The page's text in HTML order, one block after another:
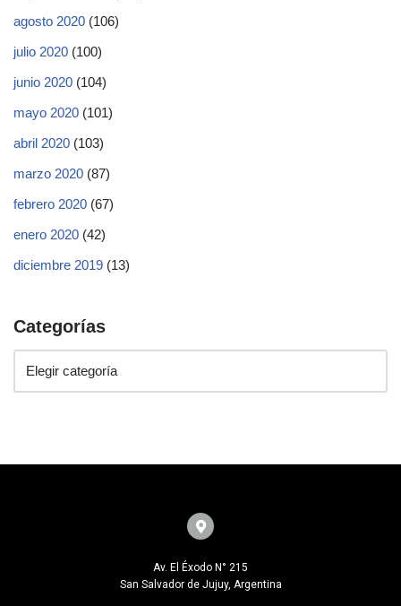
agosto 2020 (106)
julio 2020 (100)
junio 2020 (104)
mayo 2020 (101)
abril 2020 (103)
marzo 2020 (87)
febrero 2020 (67)
enero 2020 (42)
diciembre 2019 (13)
Categorías
Av. El Éxodo N° 215
San Salvador de Jujuy, Argentina